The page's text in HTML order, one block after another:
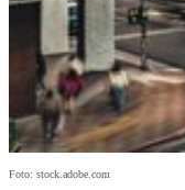
Foto: stock.adobe.com